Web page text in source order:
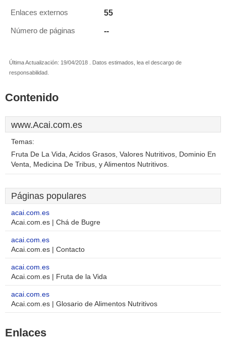
Enlaces externos 55
Número de páginas --
Última Actualización: 19/04/2018 . Datos estimados, lea el descargo de
responsabilidad.
Contenido
www.Acai.com.es
Temas:
Fruta De La Vida, Acidos Grasos, Valores Nutritivos, Dominio En
Venta, Medicina De Tribus, y Alimentos Nutritivos.
Páginas populares
acai.com.es
Acai.com.es | Chá de Bugre
acai.com.es
Acai.com.es | Contacto
acai.com.es
Acai.com.es | Fruta de la Vida
acai.com.es
Acai.com.es | Glosario de Alimentos Nutritivos
Enlaces